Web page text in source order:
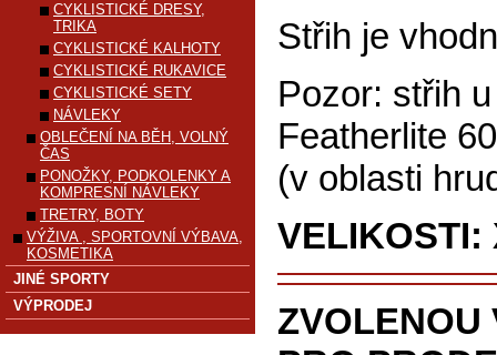
Střih je
Pozor: střih
Featherlite
(v oblasti
VELIKOSTI:
ZVOLENOU
CYKLISTICKÉ DRESY,
TRIKA
CYKLISTICKÉ KALHOTY
CYKLISTICKÉ RUKAVICE
CYKLISTICKÉ SETY
NÁVLEKY
OBLEČENÍ NA BĚH, VOLNÝ
ČAS
PONOŽKY, PODKOLENKY A
KOMPRESNÍ NÁVLEKY
TRETRY, BOTY
VÝŽIVA , SPORTOVNÍ VÝBAVA,
KOSMETIKA
JINÉ SPORTY
VÝPRODEJ